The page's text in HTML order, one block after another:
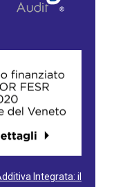
Integrata: il